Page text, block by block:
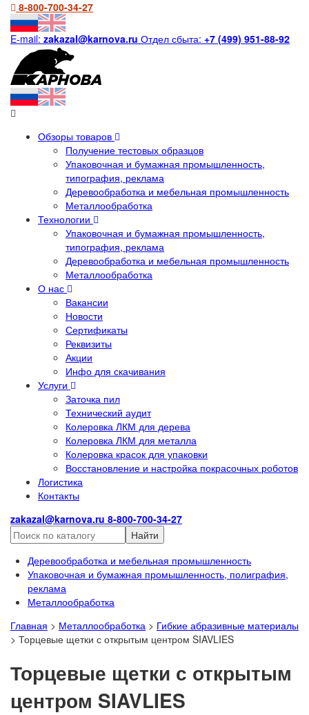
8-800-700-34-27
E-mail: zakazal@karnova.ru Отдел сбыта: +7 (499) 951-88-92
Обзоры товаров
Получение тестовых образцов
Упаковочная и бумажная промышленность,
типография, реклама
Деревообработка и мебельная промышленность
Металлообработка
Технологии
Упаковочная и бумажная промышленность,
типография, реклама
Деревообработка и мебельная промышленность
Металлообработка
О нас
Вакансии
Новости
Сертификаты
Реквизиты
Акции
Инфо для скачивания
Услуги
Заточка пил
Технический аудит
Колеровка ЛКМ для дерева
Колеровка ЛКМ для металла
Колеровка красок для упаковки
Восстановление и настройка покрасочных роботов
Логистика
Контакты
zakazal@karnova.ru 8-800-700-34-27
Найти
Деревообработка и мебельная промышленность
Упаковочная и бумажная промышленность, полиграфия,
реклама
Металлообработка
Главная > Металлообработка > Гибкие абразивные материалы
> Торцевые щетки с открытым центром SIAVLIES
Торцевые щетки с открытым
центром SIAVLIES